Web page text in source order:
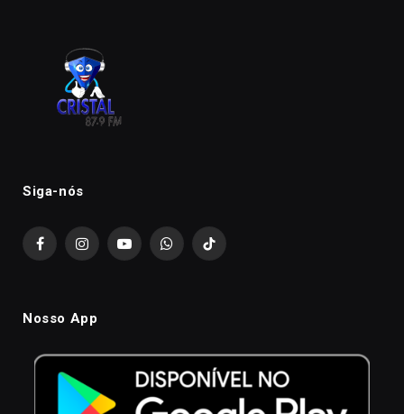
Siga-nós
FacebookInstagramYouTubeWhatsAppTikTok
Nosso App